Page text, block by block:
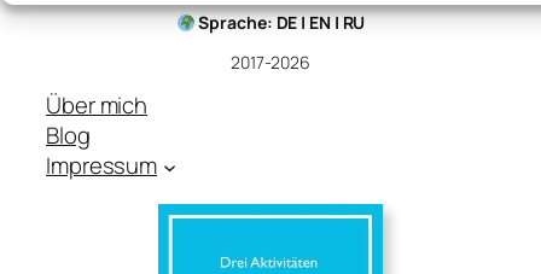
Sprache: DE | EN | RU
2017-2026
Über mich
Blog
Impressum